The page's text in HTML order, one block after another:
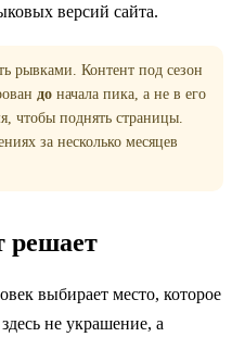
версий сайта.
рывками. Контент под сезон
до начала пика, а не в его
чтобы поднять страницы.
за несколько месяцев
решает
выбирает место, которое
не украшение, а